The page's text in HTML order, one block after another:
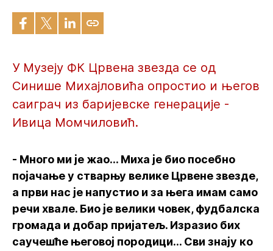
У Музеју ФК Црвена звезда се од
Синише Михајловића опростио и његов
саиграч из баријевске генерације -
Ивица Момчиловић.
- Много ми је жао... Миха је био посебно
појачање у стварњу велике Црвене звезде,
а први нас је напустио и за њега имам само
речи хвале. Био је велики човек, фудбалска
громада и добар пријатељ. Изразио бих
саучешће његовој породици... Сви знају ко